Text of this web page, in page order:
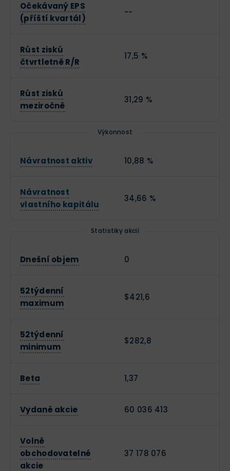
Očekávaný EPS
(příští kvartál)
--
Růst zisků
čtvrtletně R/R
17,5 %
Růst zisků
meziročně
31,29 %
Výkonnost
Návratnost aktiv 10,88 %
Návratnost
vlastního kapitálu
34,66 %
Statistiky akcií
Dnešní objem 0
52týdenní
maximum
$421,6
52týdenní
minimum
$282,8
Beta 1,37
Vydané akcie 60 036 413
Volně
obchodovatelné
akcie
37 178 076